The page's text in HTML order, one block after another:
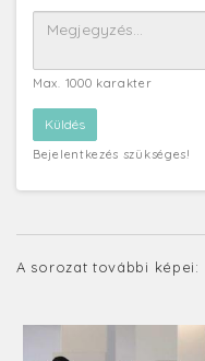
Max. 1000 karakter
Bejelentkezés szükséges!
A sorozat további képei: